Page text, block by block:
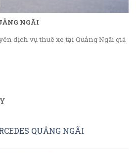
NGÃI
dịch vụ thuê xe tại Quảng Ngãi giá
QUẢNG NGÃI